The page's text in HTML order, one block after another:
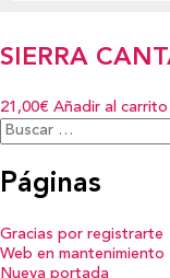
SIERRA
21,00€ Añadir al carrito
Buscar:
Páginas
Gracias por registrarte
Web en mantenimiento
Nueva portada